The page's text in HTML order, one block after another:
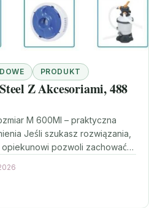
PRODUKT
Z Akcesoriami, 488
M 600Ml – praktyczna
Jeśli szukasz rozwiązania,
opiekunowi pozwoli zachować…